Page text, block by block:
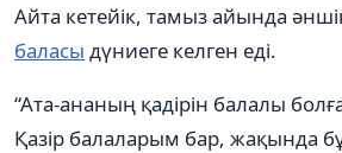
Айта кетейік, тамыз айында
баласы дүниеге келген еді.
“Ата-ананың қадірін балалы
Қазір балаларым бар, жақында